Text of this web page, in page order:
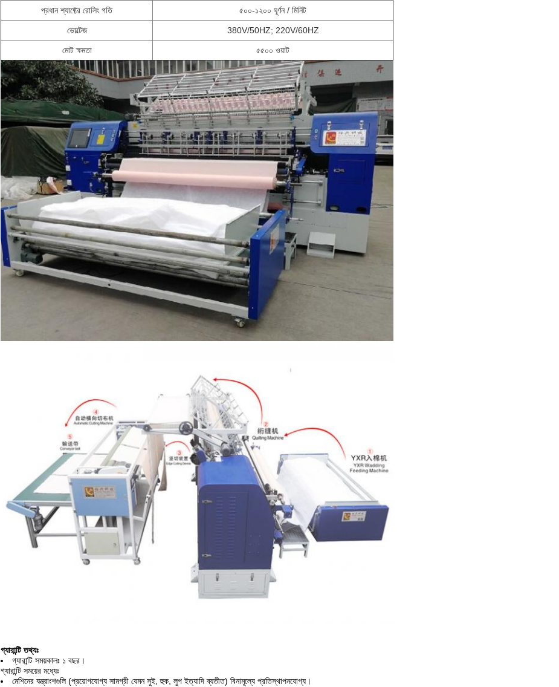
প্রধান শ্যাফ্টের রোলিং গতি ৫০০-১২০০ ঘূর্ণন / মিনিট
ভোল্টেজ 380V/50HZ; 220V/60HZ
মোট ক্ষমতা ৫৫০০ ওয়াট
গ্যারান্টি তথ্যঃ
গ্যারান্টি সময়কালঃ ১ বছর।
গ্যারান্টি সময়ের মধ্যেঃ
মেশিনের যন্ত্রাংশগুলি (প্রয়োগযোগ্য সামগ্রী যেমন সুই, হুক, লুপ ইত্যাদি ব্যতীত) বিনামূল্যে প্রতিস্থাপনযোগ্য।